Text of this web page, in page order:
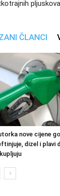
pljuskova
ČLANCI
nove cijene
dizel i plavi